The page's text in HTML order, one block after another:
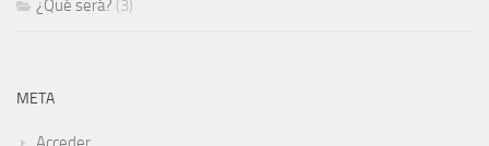
¿Qué será? (3)
META